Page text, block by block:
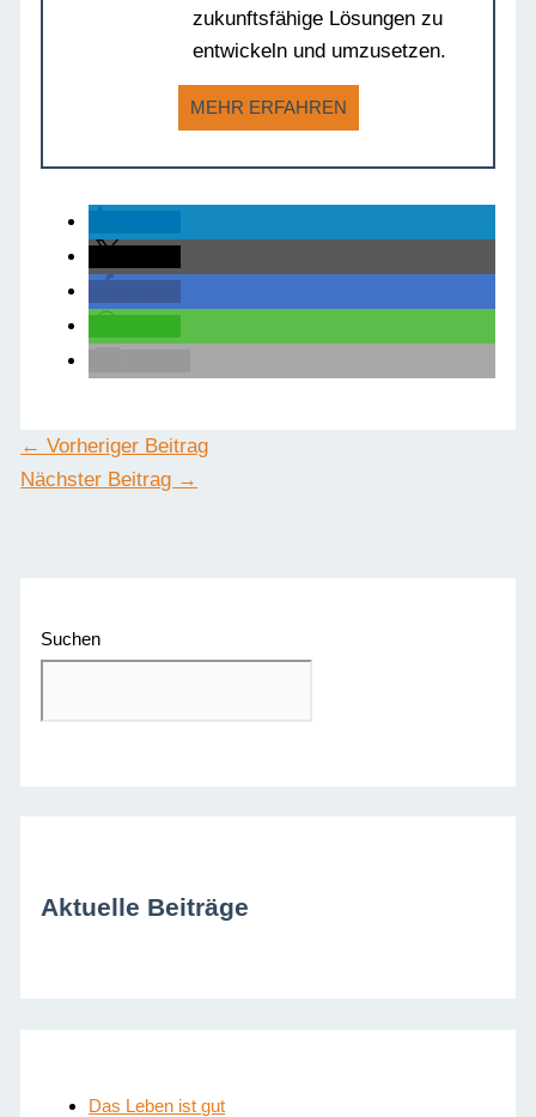
zukunftsfähige Lösungen zu
entwickeln und umzusetzen.
MEHR ERFAHREN
← Vorheriger Beitrag
Nächster Beitrag →
Suchen
Aktuelle Beiträge
Das Leben ist gut